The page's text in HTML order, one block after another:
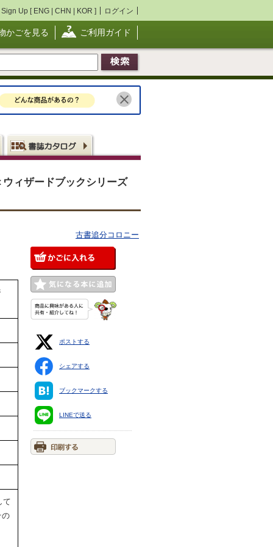
Sign Up [ ENG | CHN | KOR ] ログイン
かごを見る ご利用ガイド
ィザードブックシリーズ
古書追分コロニー
て
の
ポストする
シェアする
ブックマークする
LINEで送る